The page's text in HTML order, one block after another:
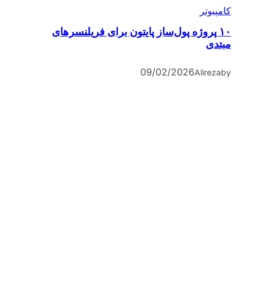
کامپیوتر
۱۰ پروژه پول‌ساز پایتون برای فریلنسرهای
مبتدی
by
Alireza
09/02/2026